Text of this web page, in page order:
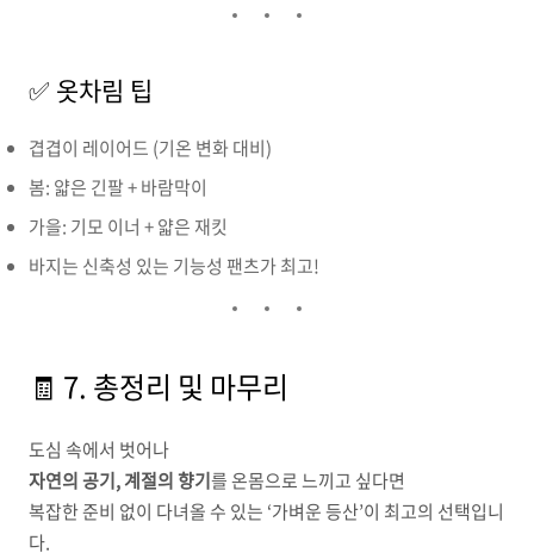
✅ 옷차림 팁
겹겹이 레이어드 (기온 변화 대비)
봄: 얇은 긴팔 + 바람막이
가을: 기모 이너 + 얇은 재킷
바지는 신축성 있는 기능성 팬츠가 최고!
🧾 7. 총정리 및 마무리
도심 속에서 벗어나
자연의 공기, 계절의 향기를 온몸으로 느끼고 싶다면
복잡한 준비 없이 다녀올 수 있는 ‘가벼운 등산’이 최고의 선택입니
다.